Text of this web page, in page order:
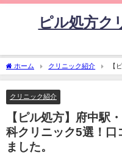
ピル処方ク
ホーム クリニック紹介
【
クリニック5選！口コミを含め詳しく
クリニック紹介
【ピル処方】府中駅
科クリニック5選！口
ました。